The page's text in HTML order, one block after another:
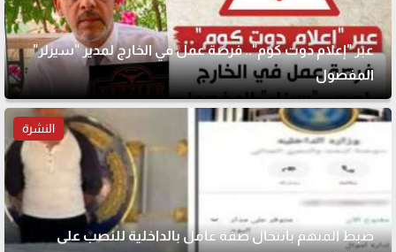
عبر "إعلام دوت كوم".. فرصة عمل في الخارج لمدير "سيزلر"
المفصول
النشرة
ضبط المتهم بانتحال صفة عامل بالداخلية للنصب على